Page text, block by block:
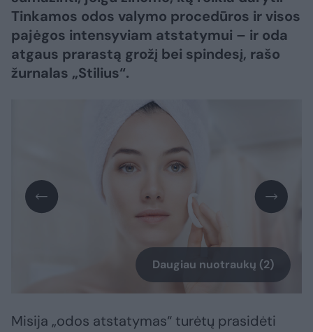
Tinkamos odos valymo procedūros ir visos
pajėgos intensyviam atstatymui – ir oda
atgaus prarastą grožį bei spindesį, rašo
žurnalas „Stilius“.
Daugiau nuotraukų (2)
Misija „odos atstatymas“ turėtų prasidėti